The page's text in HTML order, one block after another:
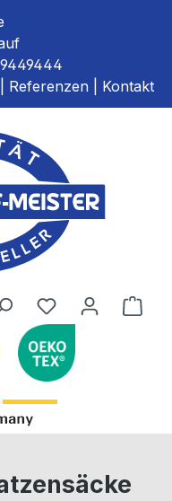
Referenzen Kontakt